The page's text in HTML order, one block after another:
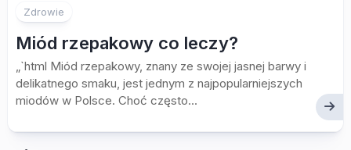
Zdrowie
Miód rzepakowy co leczy?
„`html Miód rzepakowy, znany ze swojej jasnej barwy i
delikatnego smaku, jest jednym z najpopularniejszych
miodów w Polsce. Choć często...